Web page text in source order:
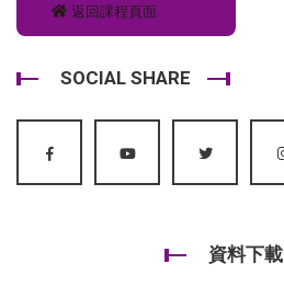
返回課程頁面
SOCIAL SHARE
資料下載